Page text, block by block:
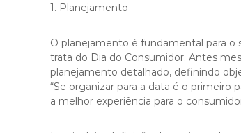
1. Planejamento
O planejamento é fundamental para
trata do Dia do Consumidor. Antes
planejamento detalhado, definindo
“Se organizar para a data é o primeiro
a melhor experiência para o